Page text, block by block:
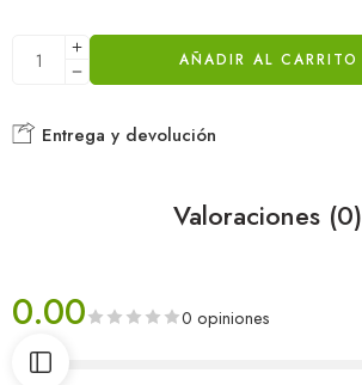
AÑADIR AL CARRITO
Entrega y devolución
Valoraciones (0)
0.00 0 opiniones